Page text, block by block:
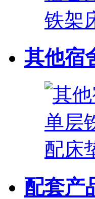
其他宿
配套产